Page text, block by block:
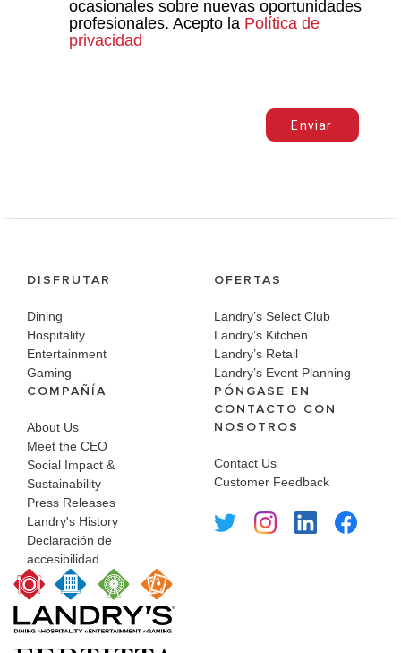
ocasionales sobre nuevas oportunidades
profesionales. Acepto la Política de
privacidad
Enviar
DISFRUTAR
Dining
Hospitality
Entertainment
Gaming
OFERTAS
Landry’s Select Club
Landry’s Kitchen
Landry’s Retail
Landry’s Event Planning
COMPAÑÍA
About Us
Meet the CEO
Social Impact &
Sustainability
Press Releases
Landry's History
Declaración de
accesibilidad
PÓNGASE EN
CONTACTO CON
NOSOTROS
Contact Us
Customer Feedback